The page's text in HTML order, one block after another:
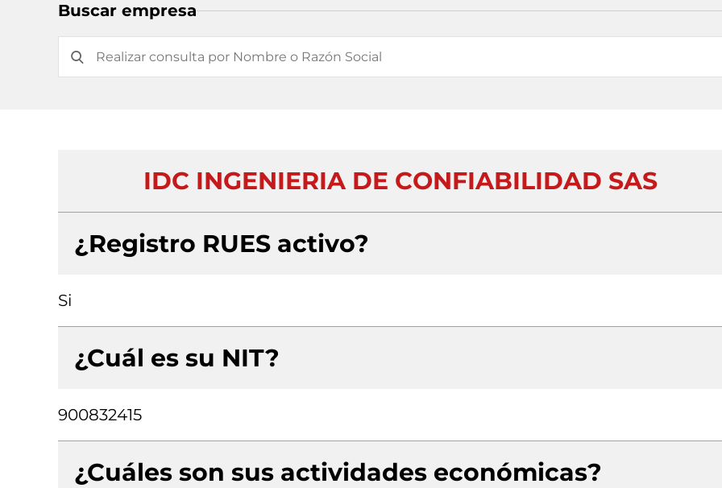
Buscar empresa
IDC INGENIERIA DE CONFIABILIDAD SAS
¿Registro RUES activo?
Si
¿Cuál es su NIT?
900832415
¿Cuáles son sus actividades económicas?